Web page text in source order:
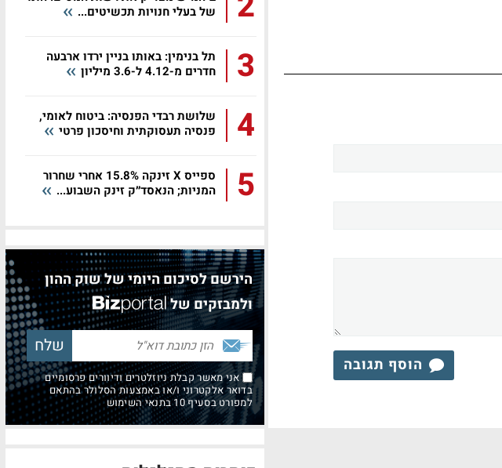
הוסף תגובה
של בעלי חנויות תכשיטים...
3
תל בנימין: באותו בניין ירדו ארבעה
חדרים מ-4.12 ל-3.6 מיליון
4
שלושת רבדי הפנסיה: ביטוח לאומי,
פנסיה תעסוקתית וחיסכון פרטי
5
ספייס X זינקה 15.8% אחרי שחרור
המניות; הנאסד״ק זינק השבוע...
הירשם לסיכום היומי של שוק ההון
ולמבזקים של
אני מאשר קבלת ניוזלטרים ודיוורים פרסומיים
בדואר אלקטרוני ו/או באמצעות הסלולר בהתאם
למפורט בסעיף 10 בתנאי השימוש